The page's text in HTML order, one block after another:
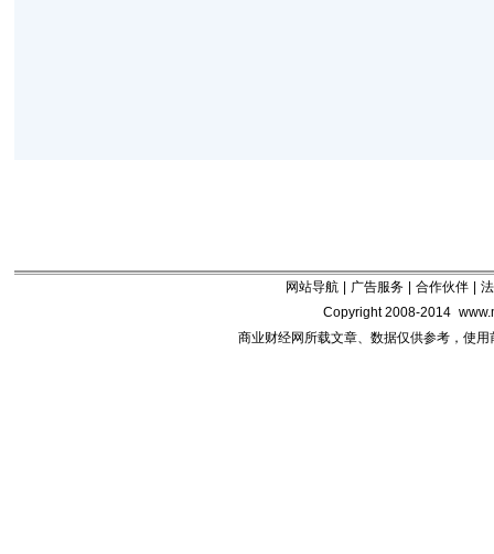
网站导航 广告服务 合作伙伴
Copyright 2008-2014
商业财经网所载文章、数据仅供参考，使